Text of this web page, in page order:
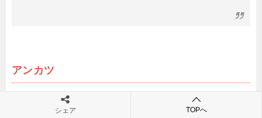
アンカツ
◎ 2.ブレイディヴェーグ
シェア TOPへ